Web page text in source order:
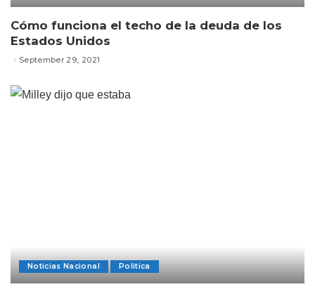
Cómo funciona el techo de la deuda de los
Estados Unidos
September 29, 2021
Noticias Nacional Politica